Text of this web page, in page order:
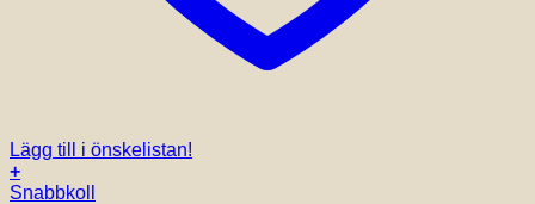
Lägg till i önskelistan!
+
Snabbkoll